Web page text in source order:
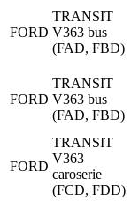
FORD
TRANSIT
V363 bus
(FAD, FBD)
FORD
TRANSIT
V363 bus
(FAD, FBD)
FORD
TRANSIT
V363
caroserie
(FCD, FDD)